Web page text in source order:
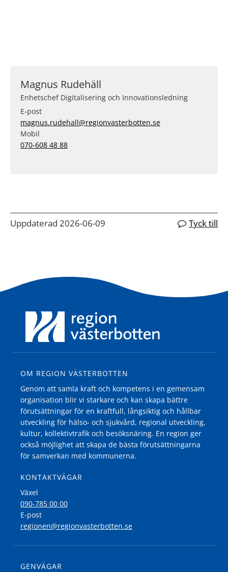
Magnus Rudehäll
Enhetschef Digitalisering och Innovationsledning
E-post
magnus.rudehall@regionvasterbotten.se
Mobil
070-608 48 88
Uppdaterad 2026-06-09 Tyck till
OM REGION VÄSTERBOTTEN
Genom att samla kraft och kompetens i en gemensam
organisation blir vi starkare och kan skapa bättre
förutsättningar för en kraftfull, långsiktig och hållbar
utveckling för hälso- och sjukvård, regional utveckling,
kultur, kollektivtrafik och besöksnäring. En region ger
också möjlighet att skapa de bästa förutsättningarna
för samverkan med kommunerna.
KONTAKTVÄGAR
Växel
090-785 00 00
E-post
regionen@regionvasterbotten.se
GENVÄGAR